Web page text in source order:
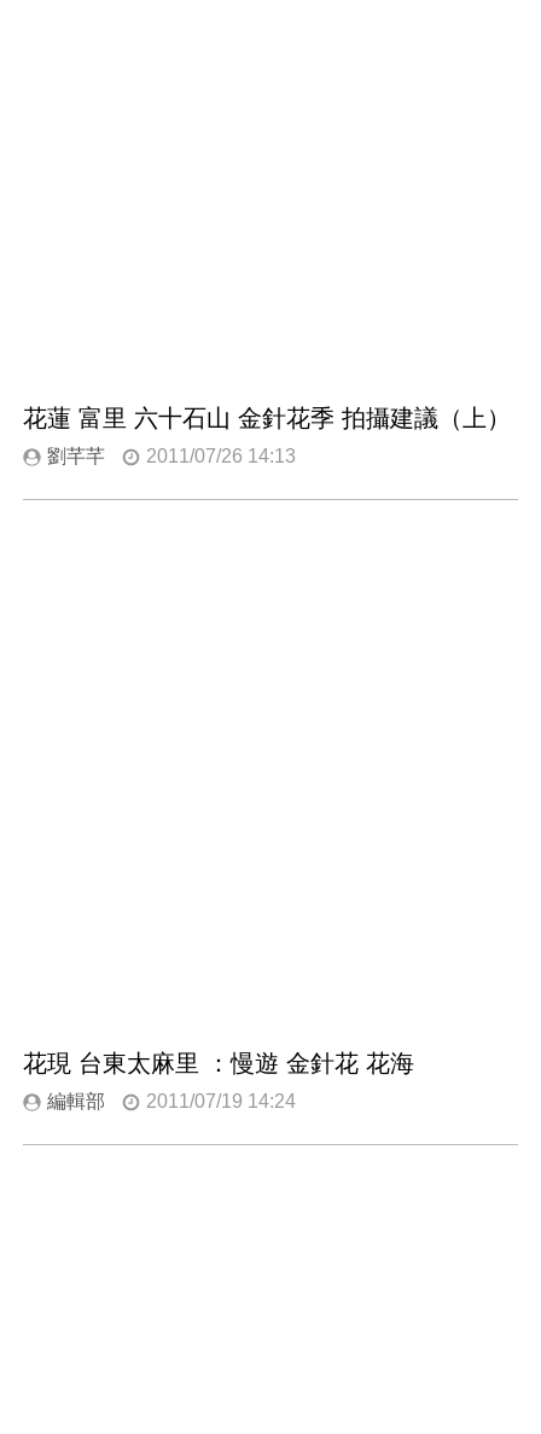
花蓮 富里 六十石山 金針花季 拍攝建議（上）
劉芊芊 2011/07/26 14:13
花現 台東太麻里 ：慢遊 金針花 花海
編輯部 2011/07/19 14:24